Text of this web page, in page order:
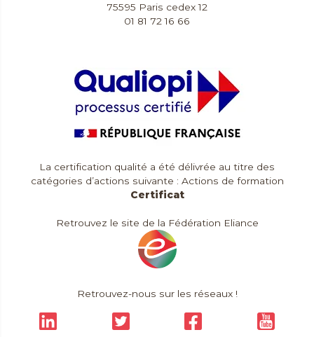
75595 Paris cedex 12
01 81 72 16 66
La certification qualité a été délivrée au titre des
catégories d’actions suivante : Actions de formation
Certificat
Retrouvez le site de la Fédération Eliance
Retrouvez-nous sur les réseaux !